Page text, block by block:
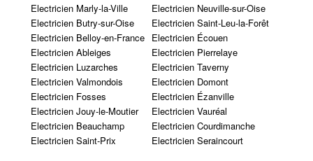
Electricien Marly-la-Ville
Electricien Butry-sur-Oise
Electricien Belloy-en-France
Electricien Ableiges
Electricien Luzarches
Electricien Valmondois
Electricien Fosses
Electricien Jouy-le-Moutier
Electricien Beauchamp
Electricien Saint-Prix
Electricien Neuville-sur-Oise
Electricien Saint-Leu-la-Forêt
Electricien Écouen
Electricien Pierrelaye
Electricien Taverny
Electricien Domont
Electricien Ézanville
Electricien Vauréal
Electricien Courdimanche
Electricien Seraincourt